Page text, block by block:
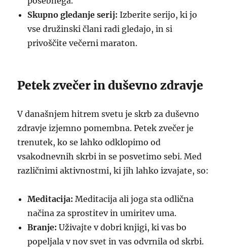
Skupno gledanje serij: Izberite serijo, ki jo
vse družinski člani radi gledajo, in si
privoščite večerni maraton.
Petek zvečer in duševno zdravje
V današnjem hitrem svetu je skrb za duševno
zdravje izjemno pomembna. Petek zvečer je
trenutek, ko se lahko odklopimo od
vsakodnevnih skrbi in se posvetimo sebi. Med
različnimi aktivnostmi, ki jih lahko izvajate, so:
Meditacija: Meditacija ali joga sta odlična
načina za sprostitev in umiritev uma.
Branje: Uživajte v dobri knjigi, ki vas bo
popeljala v nov svet in vas odvrnila od skrbi.